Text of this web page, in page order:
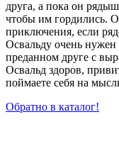
друга, а пока он
чтобы им гордились.
приключения, если
Освальду очень
преданном друге с
Освальд здоров,
поймаете себя на
Обратно в каталог!